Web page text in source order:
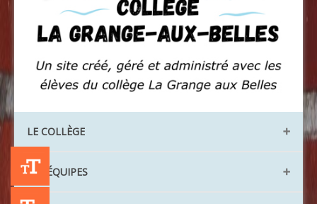
+A
LE COLLÈGE
Les locaux
LES ÉQUIPES